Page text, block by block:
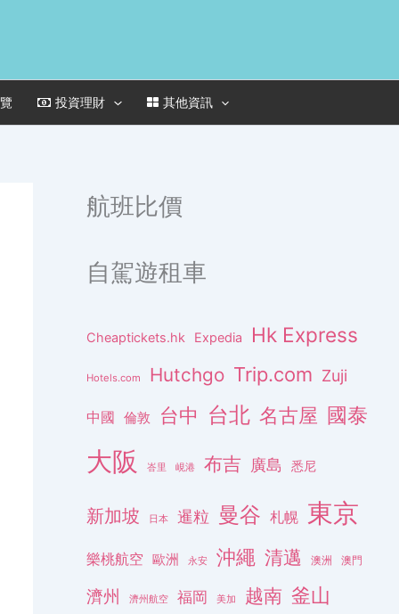
投資理財 其他資訊
航班比價
自駕遊租車
Cheaptickets.hk Expedia Hk Express
Hotels.com Hutchgo Trip.com Zuji
中國 倫敦 台中 台北 名古屋 國泰
大阪 峇里 峴港 布吉 廣島 悉尼
新加坡 日本 暹粒 曼谷 札幌 東京
樂桃航空 歐洲 永安 沖繩 清邁 澳洲 澳門
濟州 濟州航空 福岡 美加 越南 釜山